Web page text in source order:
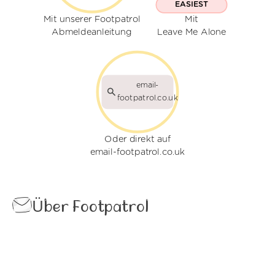
Mit unserer Footpatrol
Abmeldeanleitung
EASIEST
Mit
Leave Me Alone
email-
footpatrol.co.uk
Oder direkt auf
email-footpatrol.co.uk
Über Footpatrol